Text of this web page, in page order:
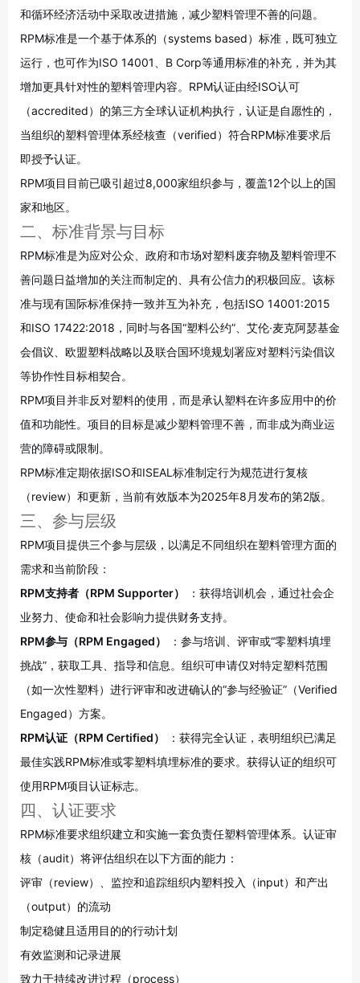
和循环经济活动中采取改进措施，减少塑料管理不善的问题。
RPM标准是一个基于体系的（systems based）标准，既可独立
运行，也可作为ISO 14001、B Corp等通用标准的补充，并为其
增加更具针对性的塑料管理内容。RPM认证由经ISO认可
（accredited）的第三方全球认证机构执行，认证是自愿性的，
当组织的塑料管理体系经核查（verified）符合RPM标准要求后
即授予认证。
RPM项目目前已吸引超过8,000家组织参与，覆盖12个以上的国
家和地区。
二、标准背景与目标
RPM标准是为应对公众、政府和市场对塑料废弃物及塑料管理不
善问题日益增加的关注而制定的、具有公信力的积极回应。该标
准与现有国际标准保持一致并互为补充，包括ISO 14001:2015
和ISO 17422:2018，同时与各国“塑料公约”、艾伦·麦克阿瑟基金
会倡议、欧盟塑料战略以及联合国环境规划署应对塑料污染倡议
等协作性目标相契合。
RPM项目并非反对塑料的使用，而是承认塑料在许多应用中的价
值和功能性。项目的目标是减少塑料管理不善，而非成为商业运
营的障碍或限制。
RPM标准定期依据ISO和ISEAL标准制定行为规范进行复核
（review）和更新，当前有效版本为2025年8月发布的第2版。
三、参与层级
RPM项目提供三个参与层级，以满足不同组织在塑料管理方面的
需求和当前阶段 ：
RPM支持者（RPM Supporter）
：获得培训机会，通过社会企
业努力、使命和社会影响力提供财务支持。
RPM参与（RPM Engaged）
：参与培训、评审或“零塑料填埋
挑战”，获取工具、指导和信息。组织可申请仅对特定塑料范围
（如一次性塑料）进行评审和改进确认的“参与经验证”（Verified
Engaged）方案。
RPM认证（RPM Certified）
：获得完全认证，表明组织已满足
最佳实践RPM标准或零塑料填埋标准的要求。获得认证的组织可
使用RPM项目认证标志。
四、认证要求
RPM标准要求组织建立和实施一套负责任塑料管理体系。认证审
核（audit）将评估组织在以下方面的能力 ：
评审（review）、监控和追踪组织内塑料投入（input）和产出
（output）的流动
制定稳健且适用目的的行动计划
有效监测和记录进展
致力于持续改进过程（process）